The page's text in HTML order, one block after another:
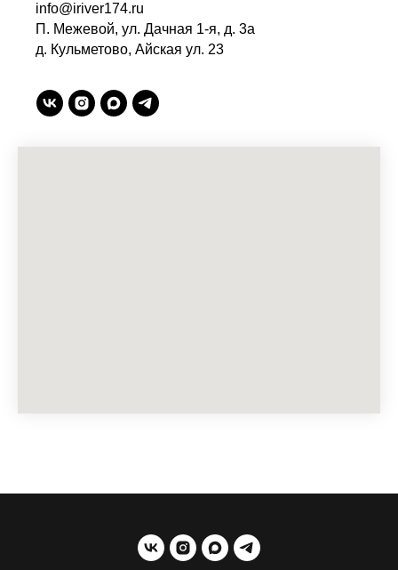
info@iriver174.ru
П. Межевой, ул. Дачная 1-я, д. 3а
д. Кульметово, Айская ул. 23